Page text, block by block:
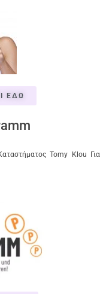
ΕΔΩ
Tomy Klou Για